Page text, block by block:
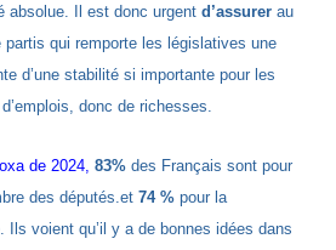
absolue. Il est donc urgentd’assurer au
qui remporte les législatives une
d’une stabilité si importante pour les
donc de richesses.
de 2024, 83%des Français sont pour
des députés.et74 % pour la
Ils voient qu’il y a de bonnes idées dans